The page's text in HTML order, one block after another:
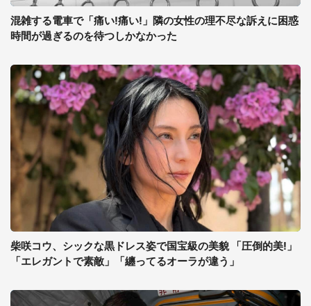
混雑する電車で「痛い!痛い!」隣の女性の理不尽な訴えに困惑
時間が過ぎるのを待つしかなかった
柴咲コウ、シックな黒ドレス姿で国宝級の美貌 「圧倒的美!」
「エレガントで素敵」「纏ってるオーラが違う」